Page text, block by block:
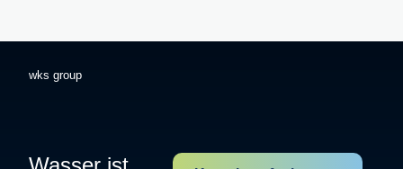
wks group